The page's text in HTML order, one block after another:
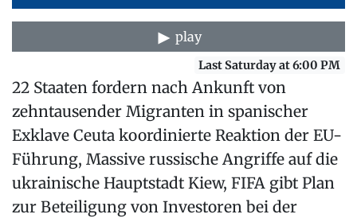
play
Last Saturday at 6:00 PM
22 Staaten fordern nach Ankunft von
zehntausender Migranten in spanischer
Exklave Ceuta koordinierte Reaktion der EU-
Führung, Massive russische Angriffe auf die
ukrainische Hauptstadt Kiew, FIFA gibt Plan
zur Beteiligung von Investoren bei der